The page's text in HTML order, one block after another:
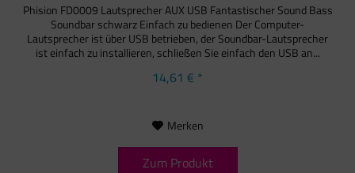
Phision FD0009 Lautsprecher AUX USB Fantastischer Sound Bass
Soundbar schwarz Einfach zu bedienen Der Computer-
Lautsprecher ist über USB betrieben, der Soundbar-Lautsprecher
ist einfach zu installieren, schließen Sie einfach den USB an...
14,61 € *
Merken
Zum Produkt